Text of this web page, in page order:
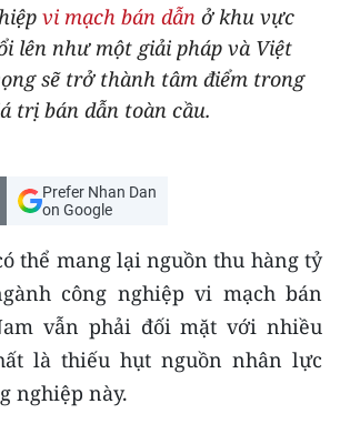
SÂU
- MỖI XÃ
vi mạch bán dẫn ở khu vực
lên như một giải pháp và Việt
sẽ trở thành tâm điểm trong
trị bán dẫn toàn cầu.
Prefer Nhan Dan
on Google
thể mang lại nguồn thu hàng tỷ
công nghiệp vi mạch bán
vẫn phải đối mặt với nhiều
là thiếu hụt nguồn nhân lực
nghiệp này.